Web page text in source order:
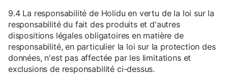
9.4 La responsabilité de Holidu en vertu de la loi sur la
responsabilité du fait des produits et d'autres
dispositions légales obligatoires en matière de
responsabilité, en particulier la loi sur la protection des
données, n'est pas affectée par les limitations et
exclusions de responsabilité ci-dessus.